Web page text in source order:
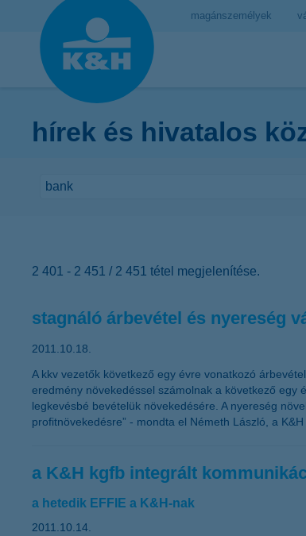
magánszemélyek
hírek és hivatalos
2 401 - 2 451 / 2 451 tétel megjelenítése.
stagnáló árbevétel és nyereség
2011.10.18.
A kkv vezetők következő egy évre vonatkozó
eredmény növekedéssel számolnak a következő egy
legkevésbé bevételük növekedésére. A nyereség
profitnövekedésre” - mondta el Németh László, a
a K&H kgfb integrált
a hetedik EFFIE a K&H-nak
2011.10.14.